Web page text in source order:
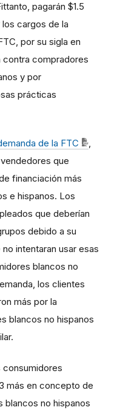
pagarán $1.5
cargos de la
por su sigla en
compradores
y por
prácticas
de la FTC
,
que
financiación más
e hispanos. Los
que deberían
debido a su
intentaran usar esas
blancos no
los clientes
más por la
blancos no hispanos
consumidores
más en concepto de
blancos no hispanos